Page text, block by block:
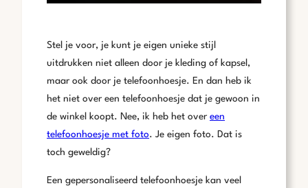
Stel je voor, je kunt je eigen unieke stijl
uitdrukken niet alleen door je kleding of kapsel,
maar ook door je telefoonhoesje. En dan heb ik
het niet over een telefoonhoesje dat je gewoon in
de winkel koopt. Nee, ik heb het over een
telefoonhoesje met foto. Je eigen foto. Dat is
toch geweldig?
Een gepersonaliseerd telefoonhoesje kan veel